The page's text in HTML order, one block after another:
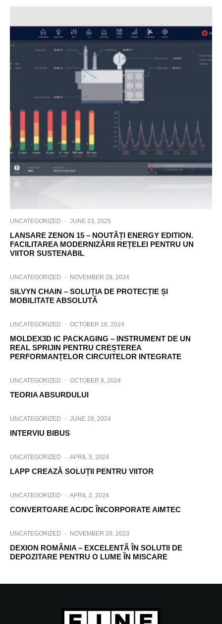
UNCATEGORIZED · JUNE 23, 2025
LANSARE ZENON 15 – NOUTĂȚI ENERGY EDITION.
FACILITAREA MODERNIZĂRII REȚELEI PENTRU UN
VIITOR SUSTENABIL
UNCATEGORIZED · NOVEMBER 29, 2024
SILVYN CHAIN – SOLUȚIA DE PROTECȚIE ȘI
MOBILITATE ABSOLUTĂ
UNCATEGORIZED · OCTOBER 18, 2024
MOLDEX3D IC PACKAGING – INSTRUMENT DE UN
REAL SPRIJIN PENTRU CREȘTEREA
PERFORMANȚELOR CIRCUITELOR INTEGRATE
UNCATEGORIZED · OCTOBER 9, 2024
TEORIA ABSURDULUI
UNCATEGORIZED · JUNE 26, 2024
INTERVIU BIBUS
UNCATEGORIZED · APRIL 5, 2024
LAPP CREAZĂ SOLUȚII PENTRU VIITOR
UNCATEGORIZED · APRIL 2, 2024
CONVERTOARE AC/DC ÎNCORPORATE AIMTEC
UNCATEGORIZED · NOVEMBER 29, 2023
DEXION ROMÂNIA – EXCELENTÃ ÎN SOLUTII DE
DEPOZITARE PENTRU O LUME ÎN MISCARE